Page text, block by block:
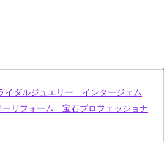
イダルジュエリー インタージェム
ーリフォーム 宝石プロフェッショナ